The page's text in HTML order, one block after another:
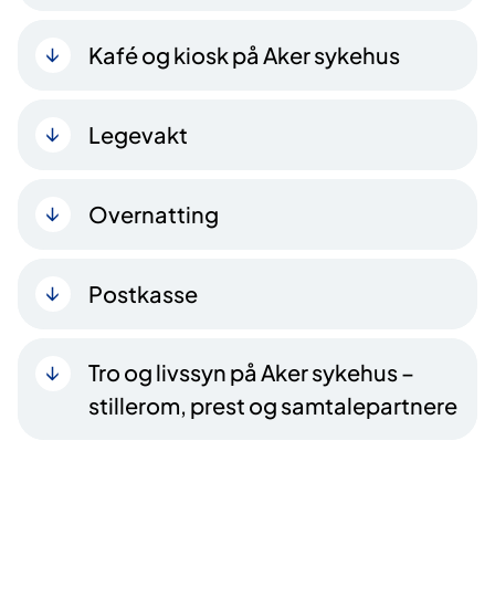
Kafé og kiosk på Aker sykehus
Legevakt
Overnatting
Postkasse
Tro og livssyn på Aker sykehus –
stillerom, prest og samtalepartnere